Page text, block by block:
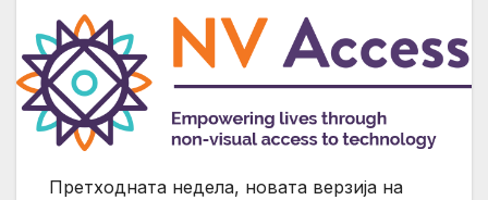
Претходната недела, новата верзија на